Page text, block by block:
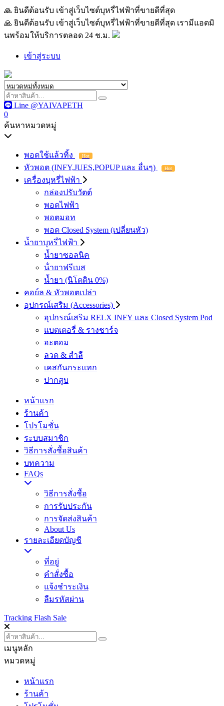
🙏 ยินดีต้อนรับ เข้าสู่เว็บไซต์บุหรี่ไฟฟ้าที่ขายดีที่สุด เรามีแอดมิน
🙏 ยินดีต้อนรับ เข้าสู่เว็บไซต์บุหรี่ไฟฟ้าที่ขายดีที่สุด เรามีแอดมิ
นพร้อมให้บริการตลอด 24 ช.ม.
เข้าสู่ระบบ
Line @YAIVAPETH
0
ค้นหาหมวดหมู่
พอตใช้แล้วทิ้ง Hot
หัวพอต (INFY,JUES,POPUP และ อื่นๆ) Hot
เครื่องบุหรี่ไฟฟ้า
กล่องปรับวัตต์
พอตไฟฟ้า
พอตมอท
พอต Closed System (เปลี่ยนหัว)
น้ำยาบุหรี่ไฟฟ้า
น้ำยาซอลนิค
น้ํายาฟรีเบส
น้ำยา (นิโตติน 0%)
คอย์ล & หัวพอตเปล่า
อุปกรณ์เสริม (Accessories)
อุปกรณ์เสริม RELX INFY และ Closed System Pod
แบตเตอรี่ & รางชาร์จ
อะตอม
ลวด ​& สำลี
เคสกันกระแทก
ปากสูบ
หน้าแรก
ร้านค้า
โปรโมชั่น
ระบบสมาชิก
วิธีการสั่งซื้อสินค้า
บทความ
FAQs
วิธีการสั่งซื้อ
การรับประกัน
การจัดส่งสินค้า
About Us
รายละเอียดบัญชี
ที่อยู่
คำสั่งซื้อ
แจ้งชำระเงิน
ลืมรหัสผ่าน
Tracking Flash Sale
เมนูหลัก
หมวดหมู่
หน้าแรก
ร้านค้า